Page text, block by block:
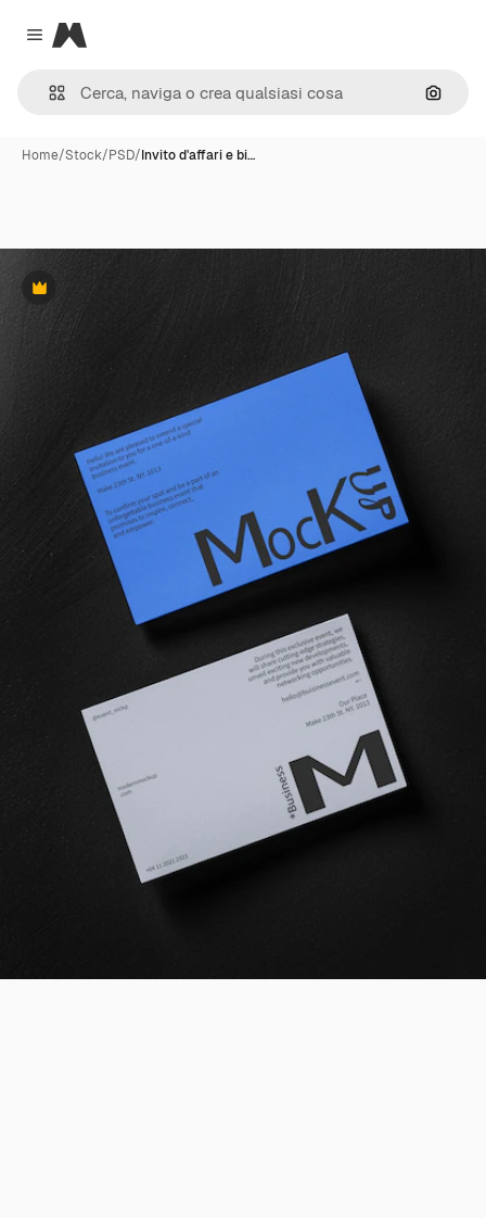
Close menu
Magnific
Cerca
Home/Stock/PSD/Invito d'affari e bi…
Premium